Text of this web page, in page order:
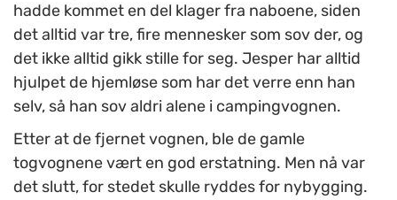
hadde kommet en del klager fra naboene, siden
det alltid var tre, fire mennesker som sov der, og
det ikke alltid gikk stille for seg. Jesper har alltid
hjulpet de hjemløse som har det verre enn han
selv, så han sov aldri alene i campingvognen.
Etter at de fjernet vognen, ble de gamle
togvognene vært en god erstatning. Men nå var
det slutt, for stedet skulle ryddes for nybygging.